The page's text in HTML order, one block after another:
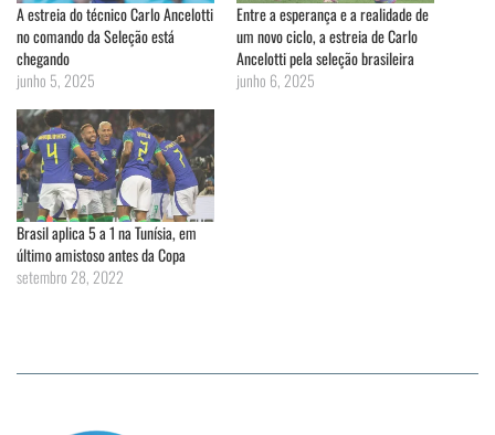
A estreia do técnico Carlo Ancelotti
no comando da Seleção está
chegando
junho 5, 2025
Entre a esperança e a realidade de
um novo ciclo, a estreia de Carlo
Ancelotti pela seleção brasileira
junho 6, 2025
Brasil aplica 5 a 1 na Tunísia, em
último amistoso antes da Copa
setembro 28, 2022